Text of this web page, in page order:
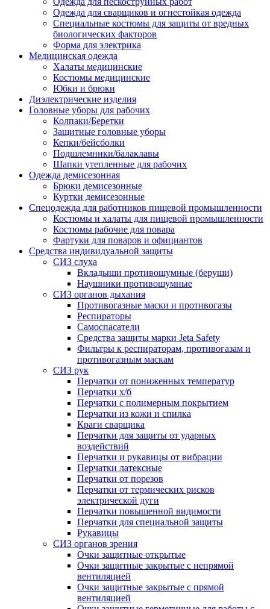
Одежда для сварщиков и огнестойкая одежда
Специальные костюмы для защиты от вредных
биологических факторов
Форма для электрика
Медицинская одежда
Халаты медицинские
Костюмы медицинские
Юбки и брюки
Диэлектрические изделия
Головные уборы для рабочих
Колпаки/Беретки
Защитные головные уборы
Кепки/бейсболки
Подшлемники/балаклавы
Шапки утепленные для рабочих
Одежда демисезонная
Брюки демисезонные
Куртки демисезонные
Спецодежда для работников пищевой промышленности
Костюмы и халаты для пищевой промышленности
Костюмы рабочие для повара
Фартуки для поваров и официантов
Средства индивидуальной защиты
СИЗ слуха
Вкладыши противошумные (беруши)
Наушники противошумные
СИЗ органов дыхания
Противогазные маски и противогазы
Респираторы
Самоспасатели
Средства защиты марки Jeta Safety
Фильтры к респираторам, противогазам и
противогазным маскам
СИЗ рук
Перчатки от пониженных температур
Перчатки х/б
Перчатки с полимерным покрытием
Перчатки из кожи и спилка
Краги сварщика
Перчатки для защиты от ударных
воздействий
Перчатки и рукавицы от вибрации
Перчатки латексные
Перчатки от порезов
Перчатки от термических рисков
электрической дуги
Перчатки повышенной видимости
Перчатки для специальной защиты
Рукавицы
СИЗ органов зрения
Очки защитные открытые
Очки защитные закрытые с непрямой
вентиляцией
Очки защитные закрытые с прямой
вентиляцией